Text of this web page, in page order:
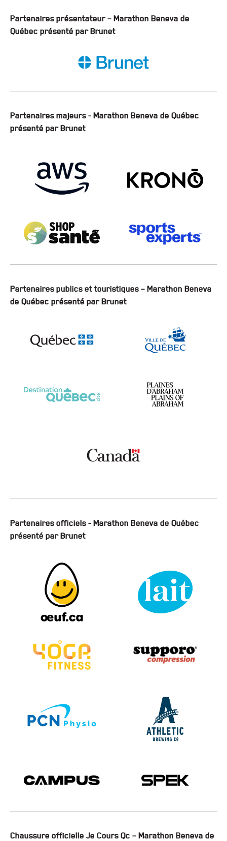
Partenaires présentateur – Marathon Beneva de
Québec présenté par Brunet
Partenaires majeurs - Marathon Beneva de Québec
présenté par Brunet
Partenaires publics et touristiques – Marathon Beneva
de Québec présenté par Brunet
Partenaires officiels - Marathon Beneva de Québec
présenté par Brunet
Chaussure officielle Je Cours Qc – Marathon Beneva de